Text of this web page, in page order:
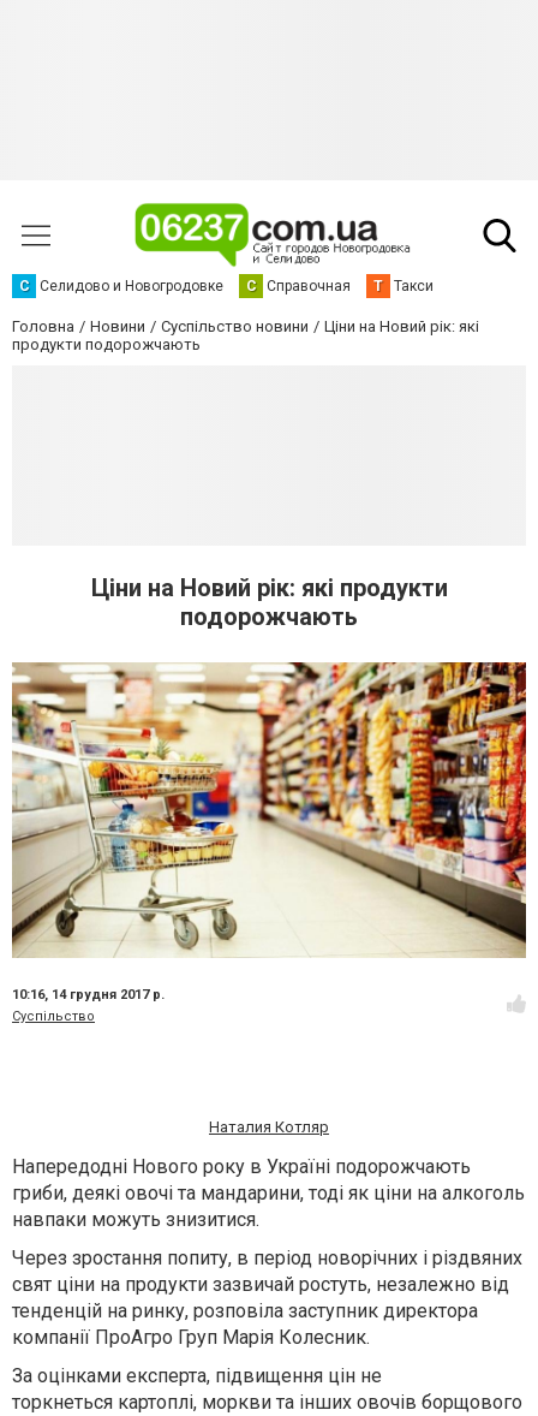
С Селидово и Новогродовке С Справочная Т Такси
Головна Новини Суспільство новини
Ціни на Новий рік: які
продукти подорожчають
Ціни на Новий рік: які продукти
подорожчають
10:16, 14 грудня 2017 р.
Суспільство
Наталия Котляр
Напередодні Нового року в Україні подорожчають
гриби, деякі овочі та мандарини, тоді як ціни на алкоголь
навпаки можуть знизитися.
Через зростання попиту, в період новорічних і різдвяних
свят ціни на продукти зазвичай ростуть, незалежно від
тенденцій на ринку, розповіла заступник директора
компанії ПроАгро Груп Марія Колесник.
За оцінками експерта, підвищення цін не
торкнеться картоплі, моркви та інших овочів борщового